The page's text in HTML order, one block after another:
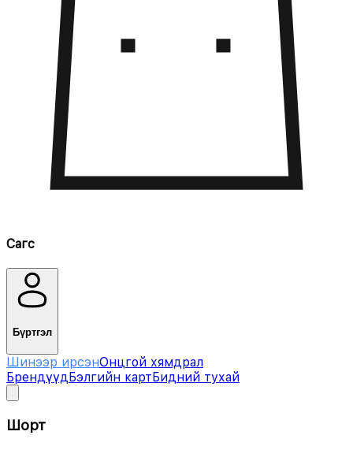
Сагс
Бүртгэл
Шинээр ирсэнОнцгой хямдрал
БрендүүдБэлгийн картБидний тухай
Шорт